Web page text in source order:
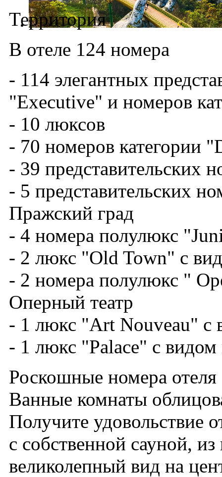
Территория
В отеле 124 номера
- 114 элегантных
"Executive" и номеров
- 10 люксов
- 70 номеров категории
- 39 представительских
- 5 представительских
Пражский град
- 4 номера полулюкс
- 2 люкс "Old Town" с
- 2 номера полулюкс "
Оперный театр
- 1 люкс "Art Nouveau" с
- 1 люкс "Palace" с
Роскошные номера
Ванные комнаты
Получите удовольствие
с собственной сауной,
великолепный вид на